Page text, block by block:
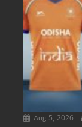
Aug 5, 2026